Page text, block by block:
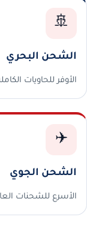
🚢
الشحن البحري
الأوفر للحاويات
✈️
الشحن الجوي
الأسرع للشحنات